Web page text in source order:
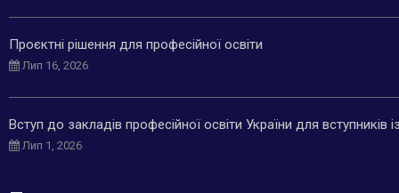
Проєктні рішення для професійної освіти
Лип 16, 2026
Вступ до закладів професійної освіти України для
Лип 1, 2026